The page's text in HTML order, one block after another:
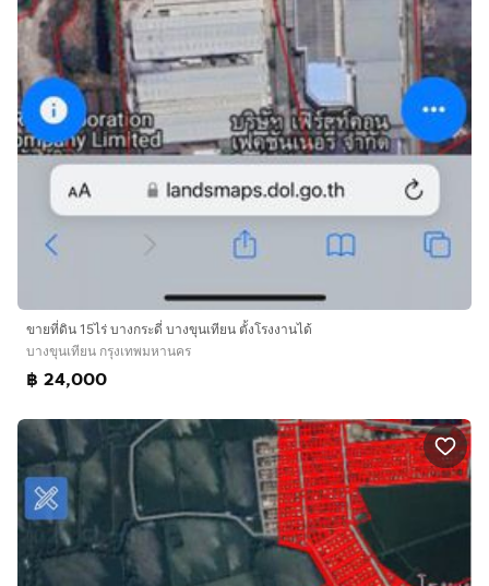
ขายที่ดิน 15ไร่ บางกระดี่ บางขุนเทียน ตั้งโรงงานได้
บางขุนเทียน กรุงเทพมหานคร
฿ 24,000